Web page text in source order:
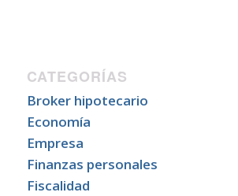
CATEGORÍAS
Broker hipotecario
Economía
Empresa
Finanzas personales
Fiscalidad